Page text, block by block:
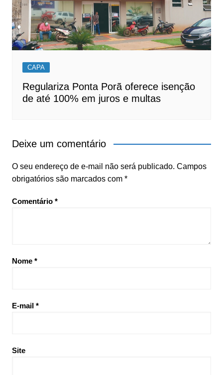
CAPA
Regulariza Ponta Porã oferece isenção
de até 100% em juros e multas
Deixe um comentário
O seu endereço de e-mail não será publicado. Campos
obrigatórios são marcados com *
Comentário *
Nome *
E-mail *
Site